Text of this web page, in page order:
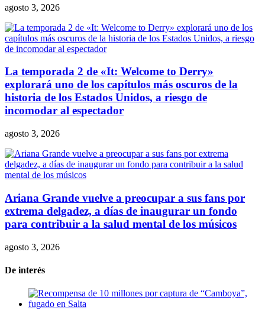
agosto 3, 2026
La temporada 2 de «It: Welcome to Derry»
explorará uno de los capítulos más oscuros de la
historia de los Estados Unidos, a riesgo de
incomodar al espectador
agosto 3, 2026
Ariana Grande vuelve a preocupar a sus fans por
extrema delgadez, a días de inaugurar un fondo
para contribuir a la salud mental de los músicos
agosto 3, 2026
De interés